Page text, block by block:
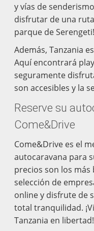
y vías de
disfrutar de una
parque de Serengeti!
Además, Tanzania
Aquí encontrará
seguramente
son accesibles y la
Reserve su
Come&Drive
Come&Drive es el
autocaravana para
precios son los
selección de
online y disfrute de
total tranquilidad.
Tanzania en libertad!